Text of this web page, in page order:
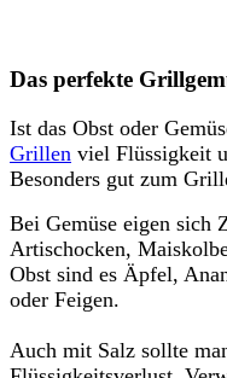
Das perfekte
Ist das Obst oder
Grillen viel Flüssigkeit
Besonders gut zum
Bei Gemüse eigen sich
Artischocken,
Obst sind es Äpfel,
oder Feigen.
Auch mit Salz sollte